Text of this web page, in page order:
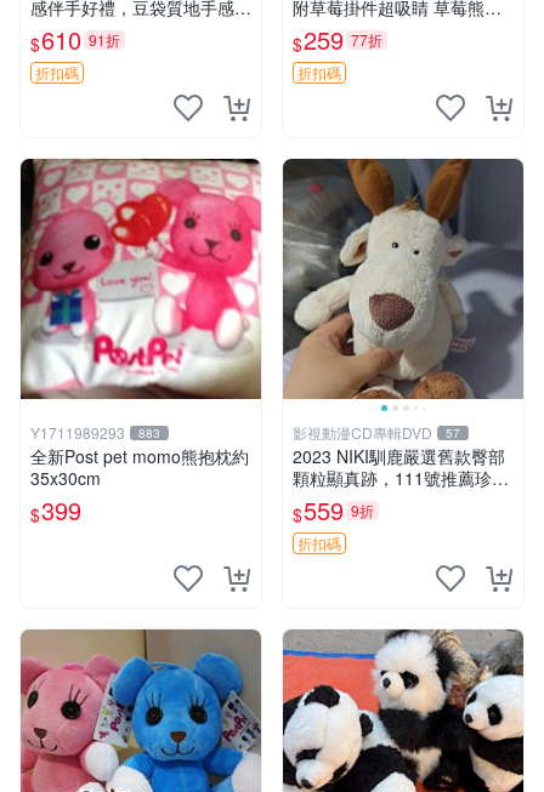
感伴手好禮，豆袋質地手感
佳，抱枕小熊 recom 推薦 白
色豆袋 玩具
$610 91折
折扣碼
附草莓掛件超吸睛 草莓熊手
提包 草莓掛件 可愛portunes
e
$259 77折
折扣碼
Y1711989293 883
全新Post pet momo熊抱枕約
35x30cm
$399
影視動漫CD專輯DVD 57
2023 NIKI馴鹿嚴選舊款臀部
顆粒顯真跡，111號推薦珍藏
品 馴鹿 舊款 尾巴顆粒
$559 9折
折扣碼